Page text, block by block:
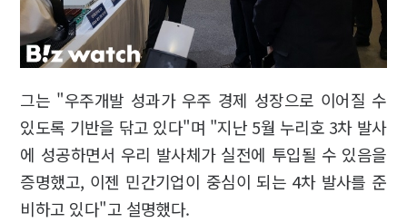
그는 "우주개발 성과가 우주 경제 성장으로 이어질 수
있도록 기반을 닦고 있다"며 "지난 5월 누리호 3차 발사
에 성공하면서 우리 발사체가 실전에 투입될 수 있음을
증명했고, 이젠 민간기업이 중심이 되는 4차 발사를 준
비하고 있다"고 설명했다.